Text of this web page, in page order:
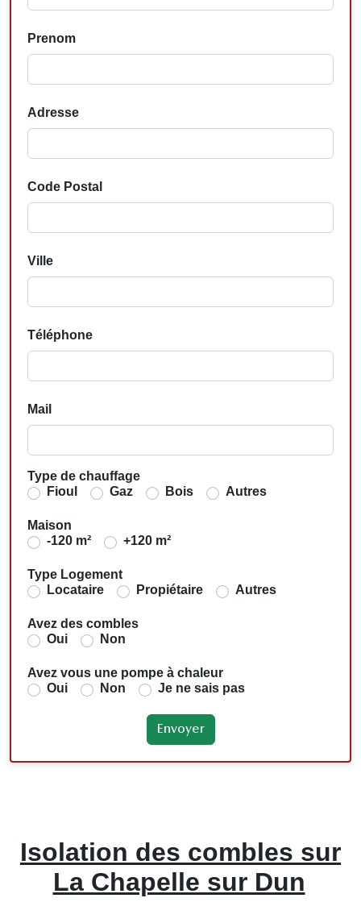
Prenom
Adresse
Code Postal
Ville
Téléphone
Mail
Type de chauffage
Fioul
Gaz Bois Autres
Maison
-120 m²
+120 m²
Type Logement
Locataire
Propiétaire Autres
Avez des combles
Oui
Non
Avez vous une pompe à chaleur
Oui
Non Je ne sais pas
Isolation des combles sur
La Chapelle sur Dun